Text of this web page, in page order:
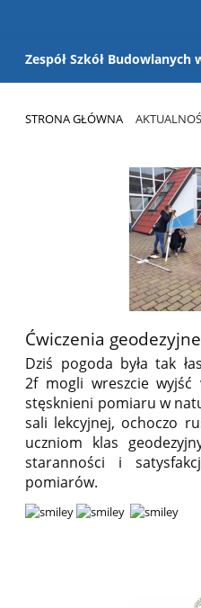
Zespół Szkół Budowlanych
STRONA GŁÓWNA
Ćwiczenia
Dziś pogoda była tak
2f mogli wreszcie wyjść
stęsknieni pomiaru w
sali lekcyjnej, ochoczo
uczniom klas
staranności i
pomiarów.